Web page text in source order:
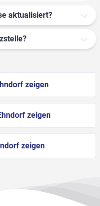
aktualisiert?
zeigen
zeigen
zeigen